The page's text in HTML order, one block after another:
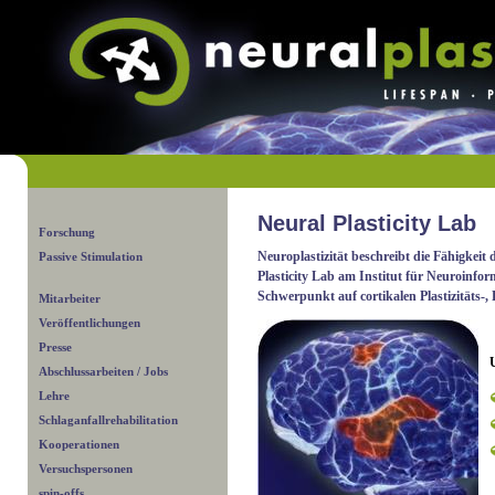
Forschung
Passive Stimulation
Mitarbeiter
Veröffentlichungen
Presse
Abschlussarbeiten / Jobs
Lehre
Schlaganfallrehabilitation
Kooperationen
Versuchspersonen
Neural Plasticity Lab
Neuroplastizität beschreibt die Fähigkeit
Plasticity Lab am Institut für
Schwerpunkt auf cortikalen Plastizitäts-,